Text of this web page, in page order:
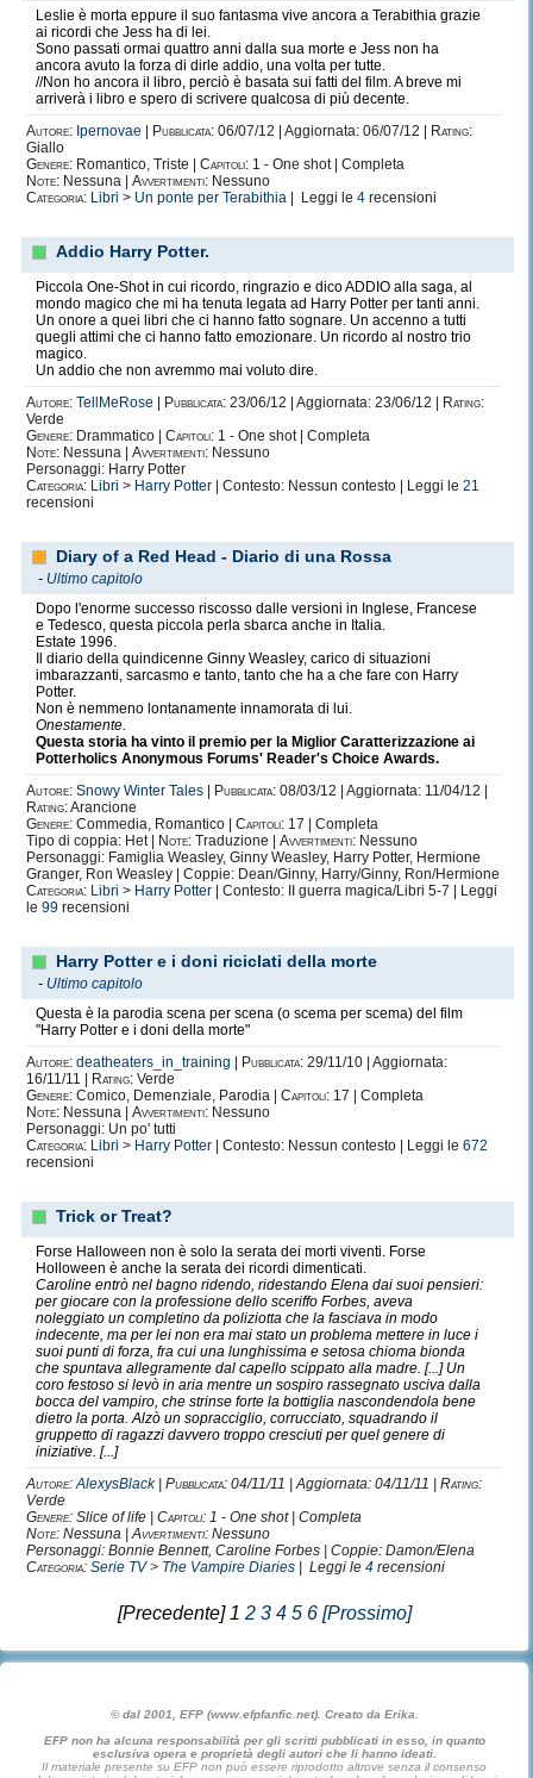
Leslie è morta eppure il suo fantasma vive ancora a Terabithia grazie
ai ricordi che Jess ha di lei.
Sono passati ormai quattro anni dalla sua morte e Jess non ha
ancora avuto la forza di dirle addio, una volta per tutte.
//Non ho ancora il libro, perciò è basata sui fatti del film. A breve mi
arriverà i libro e spero di scrivere qualcosa di più decente.
Autore: Ipernovae Pubblicata: 06/07/12 | Aggiornata: 06/07/12 |
Rating:
Giallo
Genere: Romantico, Triste | Capitoli: 1 - One shot | Completa
Note: Nessuna | Avvertimenti: Nessuno
Categoria: Libri > Un ponte per Terabithia | Leggi le 4 recensioni
Addio Harry Potter.
Piccola One-Shot in cui ricordo, ringrazio e dico ADDIO alla saga, al
mondo magico che mi ha tenuta legata ad Harry Potter per tanti anni.
Un onore a quei libri che ci hanno fatto sognare. Un accenno a tutti
quegli attimi che ci hanno fatto emozionare. Un ricordo al nostro trio
magico.
Un addio che non avremmo mai voluto dire.
Autore: TellMeRose Pubblicata: 23/06/12 | Aggiornata: 23/06/12 |
Rating:
Verde
Genere: Drammatico | Capitoli: 1 - One shot | Completa
Note: Nessuna | Avvertimenti: Nessuno
Personaggi: Harry Potter
Categoria: Libri > Harry Potter | Contesto: Nessun contesto | Leggi le 21
recensioni
Diary of a Red Head - Diario di una Rossa
- Ultimo capitolo
Dopo l'enorme successo riscosso dalle versioni in Inglese, Francese
e Tedesco, questa piccola perla sbarca anche in Italia.
Estate 1996.
Il diario della quindicenne Ginny Weasley, carico di situazioni
imbarazzanti, sarcasmo e tanto, tanto che ha a che fare con Harry
Potter.
Non è nemmeno lontanamente innamorata di lui.
Onestamente.
Questa storia ha vinto il premio per la Miglior Caratterizzazione ai
Potterholics Anonymous Forums' Reader's Choice Awards.
Autore: Snowy Winter Tales Pubblicata: 08/03/12 | Aggiornata: 11/04/12 |
Rating:Arancione
Genere: Commedia, Romantico | Capitoli: 17 | Completa
Tipo di coppia: Het |
Note: Traduzione | Avvertimenti: Nessuno
Personaggi: Famiglia Weasley, Ginny Weasley, Harry Potter, Hermione
Granger, Ron Weasley | Coppie: Dean/Ginny, Harry/Ginny, Ron/Hermione
Categoria: Libri > Harry Potter | Contesto: II guerra magica/Libri 5-7 | Leggi
le 99 recensioni
Harry Potter e i doni riciclati della morte
- Ultimo capitolo
Questa è la parodia scena per scena (o scema per scema) del film
"Harry Potter e i doni della morte"
Autore: deatheaters_in_training Pubblicata: 29/11/10 | Aggiornata:
16/11/11 |
Rating: Verde
Genere: Comico, Demenziale, Parodia | Capitoli: 17 | Completa
Note: Nessuna | Avvertimenti: Nessuno
Personaggi: Un po' tutti
Categoria: Libri > Harry Potter | Contesto: Nessun contesto | Leggi le 672
recensioni
Trick or Treat?
Forse Halloween non è solo la serata dei morti viventi. Forse
Holloween è anche la serata dei ricordi dimenticati.
Caroline entrò nel bagno ridendo, ridestando Elena dai suoi pensieri:
per giocare con la professione dello sceriffo Forbes, aveva
noleggiato un completino da poliziotta che la fasciava in modo
indecente, ma per lei non era mai stato un problema mettere in luce i
suoi punti di forza, fra cui una lunghissima e setosa chioma bionda
che spuntava allegramente dal capello scippato alla madre. [...] Un
coro festoso si levò in aria mentre un sospiro rassegnato usciva dalla
bocca del vampiro, che strinse forte la bottiglia nascondendola bene
dietro la porta. Alzò un sopracciglio, corrucciato, squadrando il
gruppetto di ragazzi davvero troppo cresciuti per quel genere di
iniziative. [...]
Autore: AlexysBlack| Pubblicata: 04/11/11 | Aggiornata: 04/11/11 | Rating:
Verde
Genere: Slice of life | Capitoli: 1 - One shot | Completa
Note: Nessuna |Avvertimenti: Nessuno
Personaggi: Bonnie Bennett, Caroline Forbes | Coppie: Damon/Elena
Categoria: Serie TV> The Vampire Diaries | Leggi le 4 recensioni
[Precedente] 1 2 3 4 5 6 [Prossimo]
© dal 2001, EFP (www.efpfanfic.net). Creato da Erika.
EFP non ha alcuna responsabilità per gli scritti pubblicati in esso, in quanto
esclusiva opera e proprietà degli autori che li hanno ideati.
Il materiale presente su EFP non può essere riprodotto altrove senza il consenso